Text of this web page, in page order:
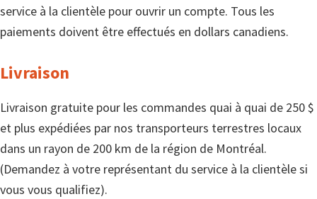
service à la clientèle pour ouvrir un compte. Tous les
paiements doivent être effectués en dollars canadiens.
Livraison
Livraison gratuite pour les commandes quai à quai de 250 $
et plus expédiées par nos transporteurs terrestres locaux
dans un rayon de 200 km de la région de Montréal.
(Demandez à votre représentant du service à la clientèle si
vous vous qualifiez).